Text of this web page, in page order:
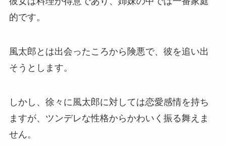
的です。
風太郎とは出会ったころから険悪で、彼を追い出
そうとします。
しかし、徐々に風太郎に対しては恋愛感情を持ち
ますが、ツンデレな性格からかわいく振る舞えま
せん。